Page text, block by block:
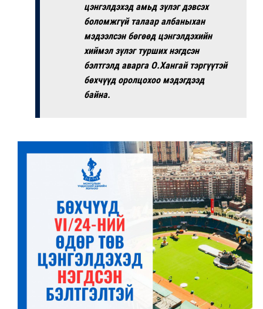
цэнгэлдэхэд амьд зүлэг дэвсэх
боломжгүй талаар албаныхан
мэдээлсэн бөгөөд цэнгэлдэхийн
хиймэл зүлэг турших нэгдсэн
бэлтгэлд аварга О.Хангай тэргүүтэй
бөхчүүд оролцохоо мэдэгдээд
байна.